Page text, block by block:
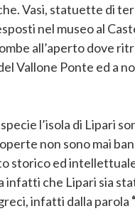
Vasi, statuette di
nel museo al
all’aperto dove
Vallone Ponte ed a
l’isola di Lipari
non sono mai
storico ed
infatti che Lipari sia
infatti dalla parola